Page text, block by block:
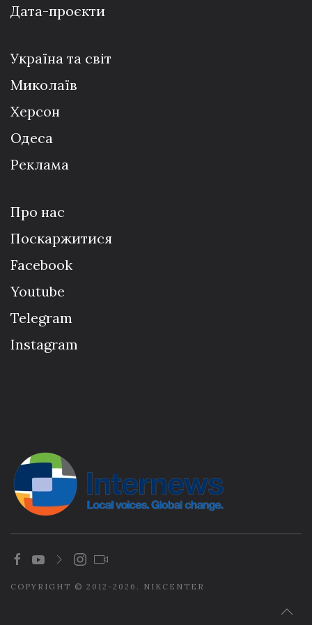
Дата-проєкти
Україна та світ
Миколаїв
Херсон
Одеса
Реклама
Про нас
Поскаржитися
Facebook
Youtube
Telegram
Instagram
COPYRIGHT © 2012-2026. NIKCENTER